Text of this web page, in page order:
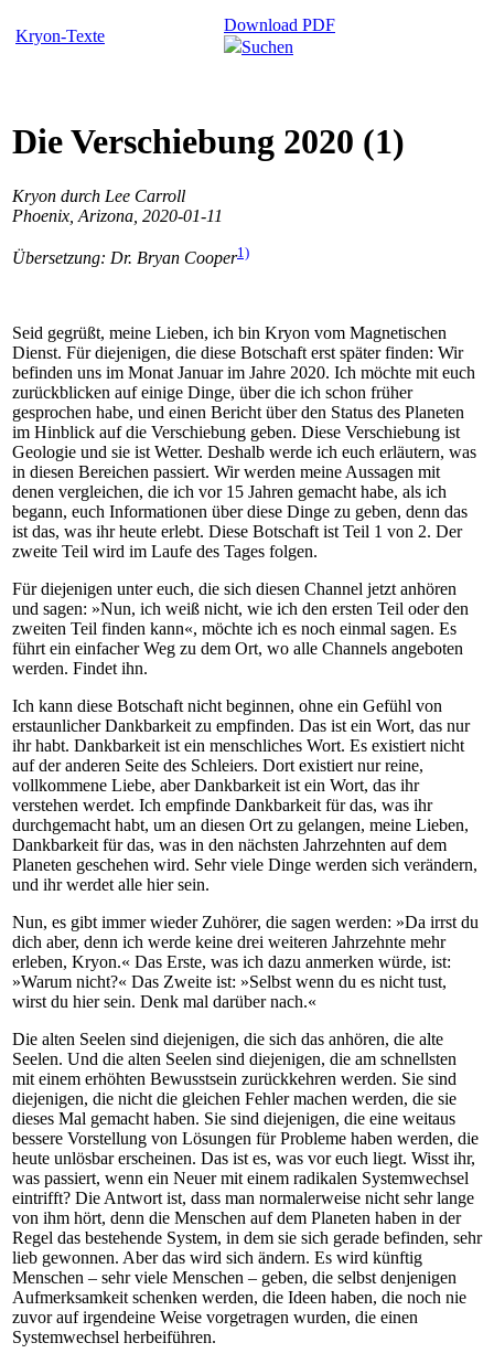
Kryon-Texte
Download PDF
Suchen
Die Verschiebung 2020 (1)
Kryon durch Lee Carroll
Phoenix, Arizona, 2020-01-11
Übersetzung: Dr. Bryan Cooper1)
Seid gegrüßt, meine Lieben, ich bin Kryon vom Magnetischen
Dienst. Für diejenigen, die diese Botschaft erst später finden: Wir
befinden uns im Monat Januar im Jahre 2020. Ich möchte mit euch
zurückblicken auf einige Dinge, über die ich schon früher
gesprochen habe, und einen Bericht über den Status des Planeten
im Hinblick auf die Verschiebung geben. Diese Verschiebung ist
Geologie und sie ist Wetter. Deshalb werde ich euch erläutern, was
in diesen Bereichen passiert. Wir werden meine Aussagen mit
denen vergleichen, die ich vor 15 Jahren gemacht habe, als ich
begann, euch Informationen über diese Dinge zu geben, denn das
ist das, was ihr heute erlebt. Diese Botschaft ist Teil 1 von 2. Der
zweite Teil wird im Laufe des Tages folgen.
Für diejenigen unter euch, die sich diesen Channel jetzt anhören
und sagen: »Nun, ich weiß nicht, wie ich den ersten Teil oder den
zweiten Teil finden kann«, möchte ich es noch einmal sagen. Es
führt ein einfacher Weg zu dem Ort, wo alle Channels angeboten
werden. Findet ihn.
Ich kann diese Botschaft nicht beginnen, ohne ein Gefühl von
erstaunlicher Dankbarkeit zu empfinden. Das ist ein Wort, das nur
ihr habt. Dankbarkeit ist ein menschliches Wort. Es existiert nicht
auf der anderen Seite des Schleiers. Dort existiert nur reine,
vollkommene Liebe, aber Dankbarkeit ist ein Wort, das ihr
verstehen werdet. Ich empfinde Dankbarkeit für das, was ihr
durchgemacht habt, um an diesen Ort zu gelangen, meine Lieben,
Dankbarkeit für das, was in den nächsten Jahrzehnten auf dem
Planeten geschehen wird. Sehr viele Dinge werden sich verändern,
und ihr werdet alle hier sein.
Nun, es gibt immer wieder Zuhörer, die sagen werden: »Da irrst du
dich aber, denn ich werde keine drei weiteren Jahrzehnte mehr
erleben, Kryon.« Das Erste, was ich dazu anmerken würde, ist:
»Warum nicht?« Das Zweite ist: »Selbst wenn du es nicht tust,
wirst du hier sein. Denk mal darüber nach.«
Die alten Seelen sind diejenigen, die sich das anhören, die alte
Seelen. Und die alten Seelen sind diejenigen, die am schnellsten
mit einem erhöhten Bewusstsein zurückkehren werden. Sie sind
diejenigen, die nicht die gleichen Fehler machen werden, die sie
dieses Mal gemacht haben. Sie sind diejenigen, die eine weitaus
bessere Vorstellung von Lösungen für Probleme haben werden, die
heute unlösbar erscheinen. Das ist es, was vor euch liegt. Wisst ihr,
was passiert, wenn ein Neuer mit einem radikalen Systemwechsel
eintrifft? Die Antwort ist, dass man normalerweise nicht sehr lange
von ihm hört, denn die Menschen auf dem Planeten haben in der
Regel das bestehende System, in dem sie sich gerade befinden, sehr
lieb gewonnen. Aber das wird sich ändern. Es wird künftig
Menschen – sehr viele Menschen – geben, die selbst denjenigen
Aufmerksamkeit schenken werden, die Ideen haben, die noch nie
zuvor auf irgendeine Weise vorgetragen wurden, die einen
Systemwechsel herbeiführen.